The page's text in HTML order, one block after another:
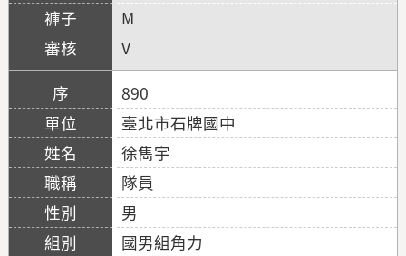
M
V
890
臺北市石牌國中
徐雋宇
隊員
男
國男組角力